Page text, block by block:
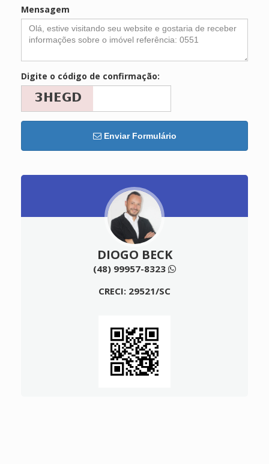
Mensagem
Digite o código de confirmação:
Enviar Formulário
DIOGO BECK
(48) 99957-8323
CRECI: 29521/SC